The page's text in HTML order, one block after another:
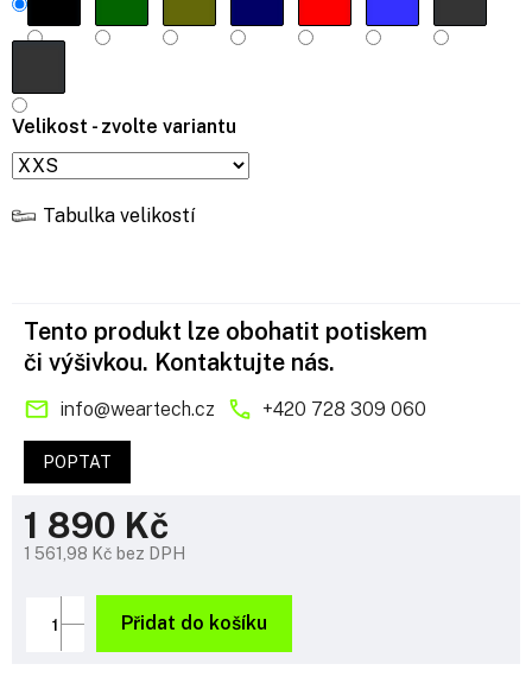
Velikost - zvolte variantu
Tabulka velikostí
1 890 Kč
1 561,98 Kč bez DPH
cena:
Přidat do košíku
Tento produkt lze obohatit potiskem
či výšivkou. Kontaktujte nás.
info@weartech.cz +420 728 309 060
POPTAT